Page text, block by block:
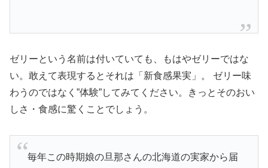
ゼリーという名前は付いていても、もはやゼリーではな
い。敢えて表現するとそれは「新食感果実」。 ゼリー味
わうのではなく”体験”してみてください。きっとそのおい
しさ・食感に驚くことでしょう。
毎年この時期娘の旦那さんの北海道の実家から届